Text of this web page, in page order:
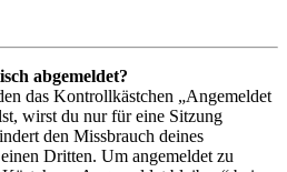
abgemeldet?
das Kontrollkästchen „Angemeldet
wirst du nur für eine Sitzung
den Missbrauch deines
Dritten. Um angemeldet zu